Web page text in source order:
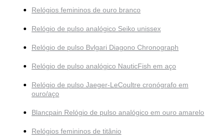
Relógios femininos de ouro branco
Relógio de pulso analógico Seiko unissex
Relógio de pulso Bvlgari Diagono Chronograph
Relógio de pulso analógico NauticFish em aço
Relógio de pulso Jaeger-LeCoultre cronógrafo em
ouro/aço
Blancpain Relógio de pulso analógico em ouro amarelo
Relógios femininos de titânio